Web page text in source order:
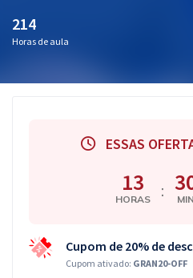
Blog
214
Horas de aula
ESSAS
13
HORAS : MIN
Cupom de 20% de
Cupom ativado: GRAN20-OFF